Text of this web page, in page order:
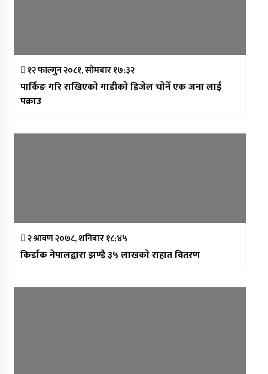
१२ फाल्गुन २०८१, सोमबार १७:३२
पार्किङ गरि राखिएकाे गाडीकाे डिजेल चाेर्ने एक जना लाई
पक्राउ
२ श्रावण २०७८, शनिबार १८:४५
किर्डाक नेपालद्वारा झण्डै ३५ लाखकाे राहात वितरण